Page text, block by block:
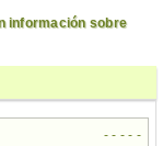
información sobre
- - - - -